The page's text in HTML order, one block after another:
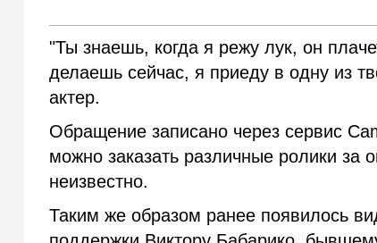
"Ты знаешь, когда я режу лук, он
делаешь сейчас, я приеду в одну из
актер.
Обращение записано через сервис
можно заказать различные ролики за
неизвестно.
Таким же образом ранее появилось